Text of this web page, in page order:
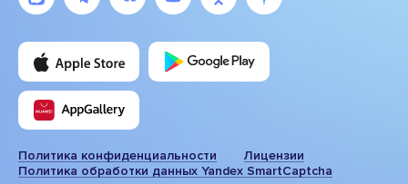
Политика конфиденциальности
Лицензии
Политика обработки данных Yandex SmartCaptcha